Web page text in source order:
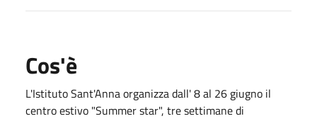
Cos'è
L'Istituto Sant'Anna organizzadall' 8 al 26 giugno il
centro estivo "Summer star", tre settimane di